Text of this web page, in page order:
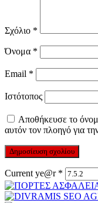
Σχόλιο *
Όνομα *
Email *
Ιστότοπος
Αποθήκευσε το
αυτόν τον πλοηγό για
Current ye@r *